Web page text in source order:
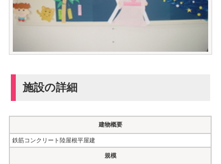
施設の詳細
建物概要
鉄筋コンクリート陸屋根平屋建
規模